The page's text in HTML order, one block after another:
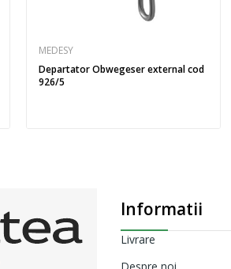
MEDESY
Departator Obwegeser external cod
926/5
Informatii
Livrare